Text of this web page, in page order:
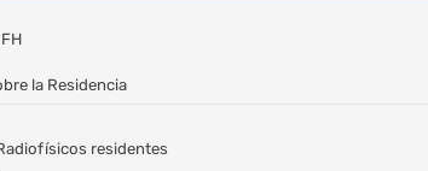
la Residencia
residentes